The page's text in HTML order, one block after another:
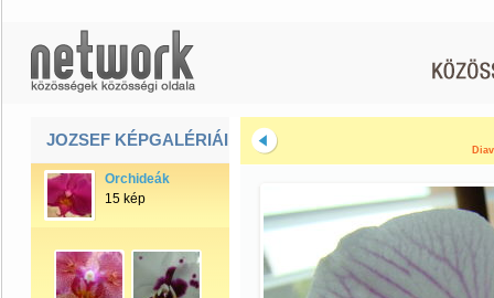
JOZSEF KÉPGALÉRIÁI
Orchideák
15 kép